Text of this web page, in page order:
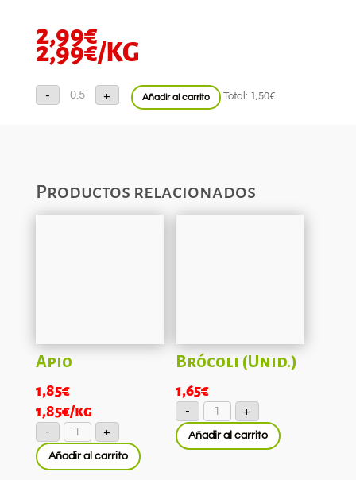
2,99€
2,99€/KG
-
Chirivia
cantidad+ Añadir al carrito Total: 1,50€
Productos relacionados
Apio
1,85€
1,85€/kg
-
Apio
cantidad+
Añadir al carrito
Brócoli (Unid.)
1,65€
-
Brócoli
(Unid.)
cantidad
+
Añadir al carrito